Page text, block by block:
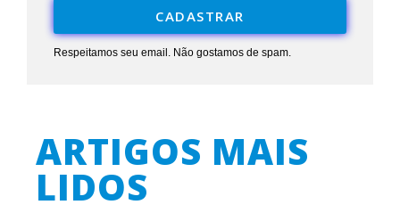
CADASTRAR
Respeitamos seu email. Não gostamos de spam.
ARTIGOS MAIS
LIDOS